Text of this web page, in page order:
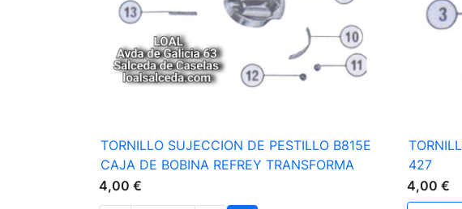
Vista rápida
TORNILLO SUJECCION DE PESTILLO B815E
CAJA DE BOBINA REFREY TRANSFORMA
4,00 €
427
4,00 €